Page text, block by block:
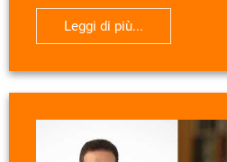
Leggi di più...